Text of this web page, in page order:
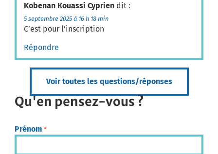
Kobenan Kouassi Cyprien dit :
5 septembre 2025 à 16 h 18 min
C’est pour l’inscription
Répondre
Voir toutes les questions/réponses
Qu'en pensez-vous ?
Prénom *